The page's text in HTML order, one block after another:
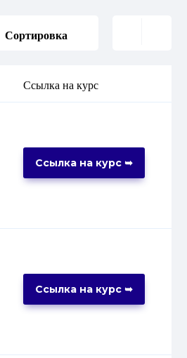
Сортировка
Ссылка на курс
Ссылка на курс ➥
Ссылка на курс ➥